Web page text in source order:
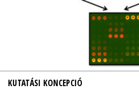
KUTATÁSI KONCEPCIÓ